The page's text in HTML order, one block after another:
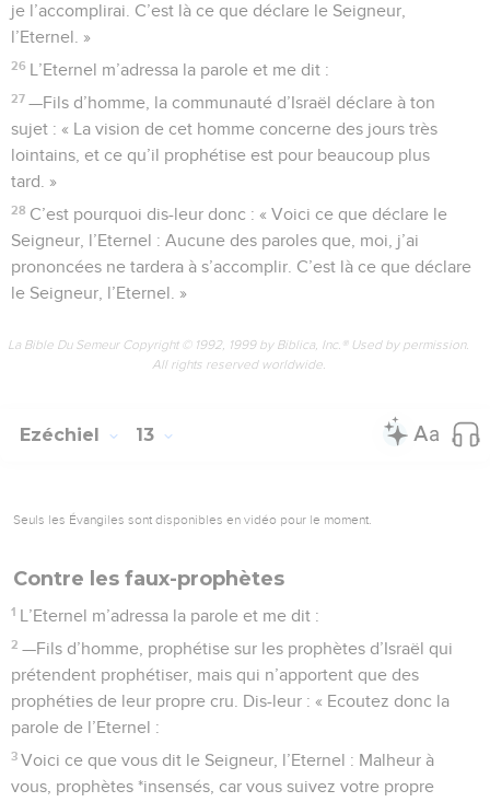
je l’accomplirai. C’est là ce que déclare le Seigneur,
l’Eternel. »
26 L’Eternel m’adressa la parole et me dit :
27 —Fils d’homme, la communauté d’Israël déclare à ton
sujet : « La vision de cet homme concerne des jours très
lointains, et ce qu’il prophétise est pour beaucoup plus
tard. »
28 C’est pourquoi dis-leur donc : « Voici ce que déclare le
Seigneur, l’Eternel : Aucune des paroles que, moi, j’ai
prononcées ne tardera à s’accomplir. C’est là ce que déclare
le Seigneur, l’Eternel. »
La Bible Du Semeur Copyright © 1992, 1999 by Biblica, Inc.® Used by permission.
All rights reserved worldwide.
Ezéchiel 13
Seuls les Évangiles sont disponibles en vidéo pour le moment.
Contre les faux-prophètes
1 L’Eternel m’adressa la parole et me dit :
2 —Fils d’homme, prophétise sur les prophètes d’Israël qui
prétendent prophétiser, mais qui n’apportent que des
prophéties de leur propre cru. Dis-leur : « Ecoutez donc la
parole de l’Eternel :
3 Voici ce que vous dit le Seigneur, l’Eternel : Malheur à
vous, prophètes *insensés, car vous suivez votre propre